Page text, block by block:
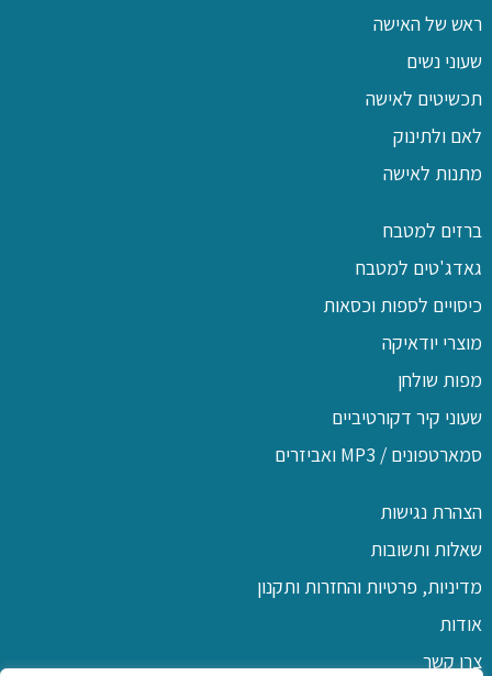
ראש של האישה
שעוני נשים
תכשיטים לאישה
לאם ולתינוק
מתנות לאישה
ברזים למטבח
גאדג'טים למטבח
כיסויים לספות וכסאות
מוצרי יודאיקה
מפות שולחן
שעוני קיר דקורטיביים
סמארטפונים / MP3 ואביזרים
הצהרת נגישות
שאלות ותשובות
מדיניות, פרטיות והחזרות ותקנון
אודות
צרו קשר